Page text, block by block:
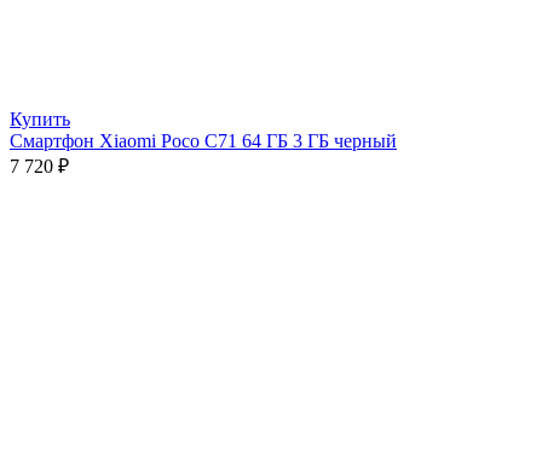
Купить
Смартфон Xiaomi Poco C71 64 ГБ 3 ГБ черный
7 720 ₽